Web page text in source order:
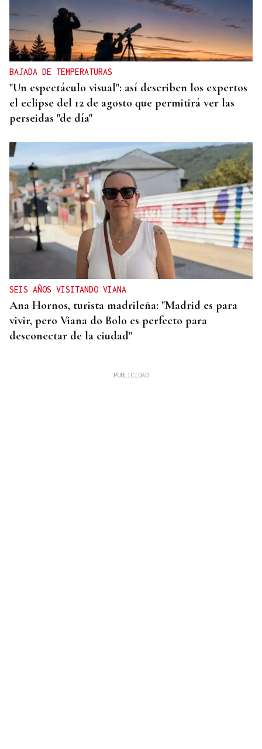
BAJADA DE TEMPERATURAS
"Un espectáculo visual": así describen los expertos
el eclipse del 12 de agosto que permitirá ver las
perseidas "de día"
SEIS AÑOS VISITANDO VIANA
Ana Hornos, turista madrileña: "Madrid es para
vivir, pero Viana do Bolo es perfecto para
desconectar de la ciudad"